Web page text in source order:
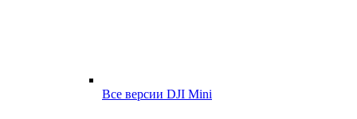
Все версии DJI Mini